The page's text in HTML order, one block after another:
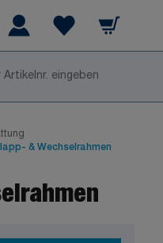
Warenkorb
& Wechselrahmen